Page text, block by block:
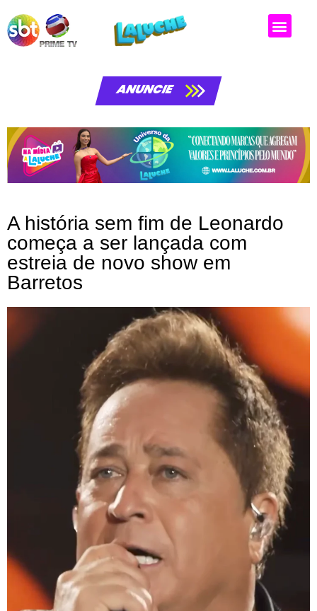
ANUNCIE
A história sem fim de Leonardo
começa a ser lançada com
estreia de novo show em
Barretos